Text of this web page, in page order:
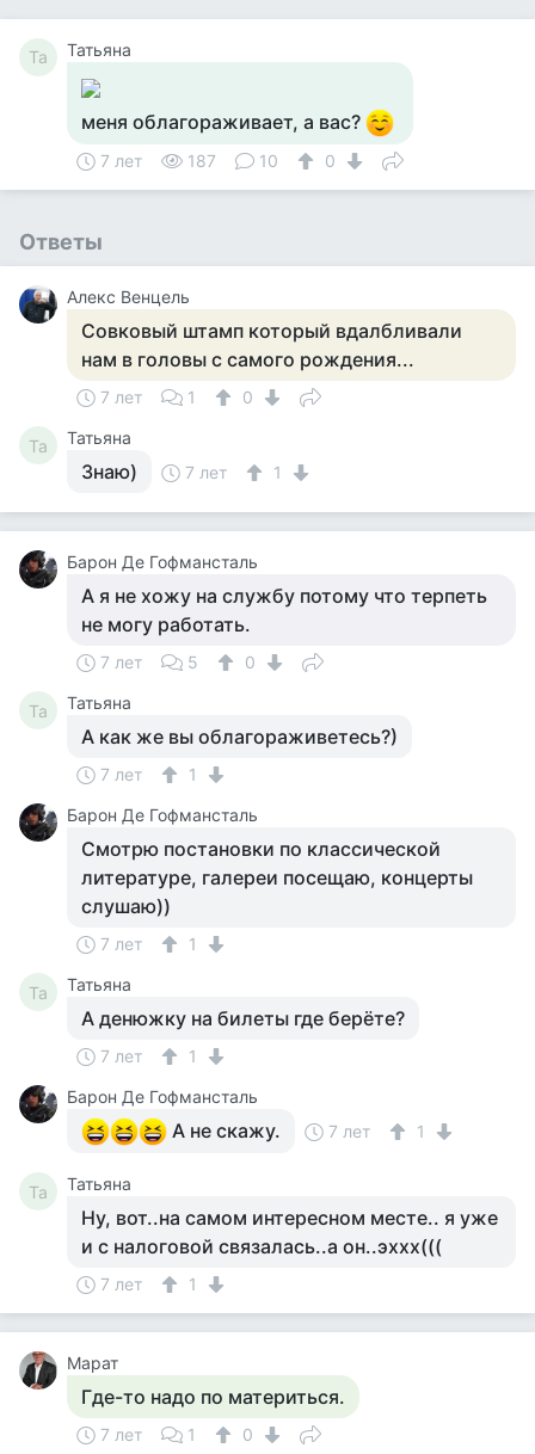
Та Татьяна
меня облагораживает, а вас?
7 лет 187 10 0
Ответы
Алекс Венцель
Совковый штамп который вдалбливали
нам в головы с самого рождения...
7 лет 1 0
Та Татьяна
Знаю) 7 лет 1
Барон Де Гофмансталь
А я не хожу на службу потому что терпеть
не могу работать.
7 лет 5 0
Та Татьяна
А как же вы облагораживетесь?)
7 лет
1
Барон Де Гофмансталь
Смотрю постановки по классической
литературе, галереи посещаю, концерты
слушаю))
7 лет 1
Та Татьяна
А денюжку на билеты где берёте?
7 лет
1
Барон Де Гофмансталь
А не скажу. 7 лет 1
Та Татьяна
Ну, вот..на самом интересном месте.. я уже
и с налоговой связалась..а он..эххх(((
7 лет 1
Марат
Где-то надо по материться.
7 лет 1 0